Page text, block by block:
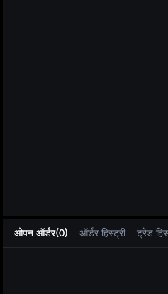
ओपन ऑर्डर(0) ऑर्डर हिस्ट्री ट्रेड